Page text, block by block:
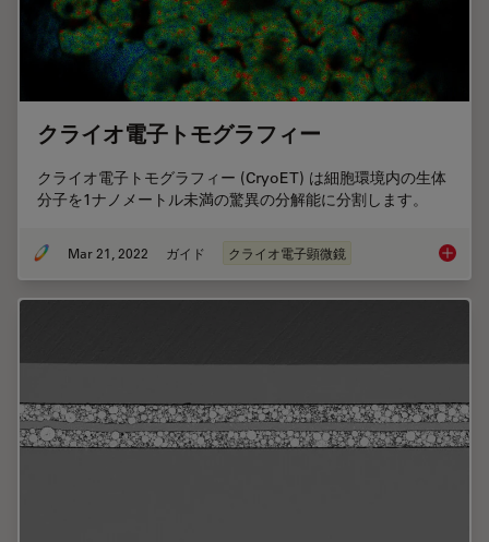
クライオ電子トモグラフィー
クライオ電子トモグラフィー (CryoET) は細胞環境内の生体
分子を1ナノメートル未満の驚異の分解能に分割します。
Mar 21, 2022 ガイド クライオ電子顕微鏡 クライ